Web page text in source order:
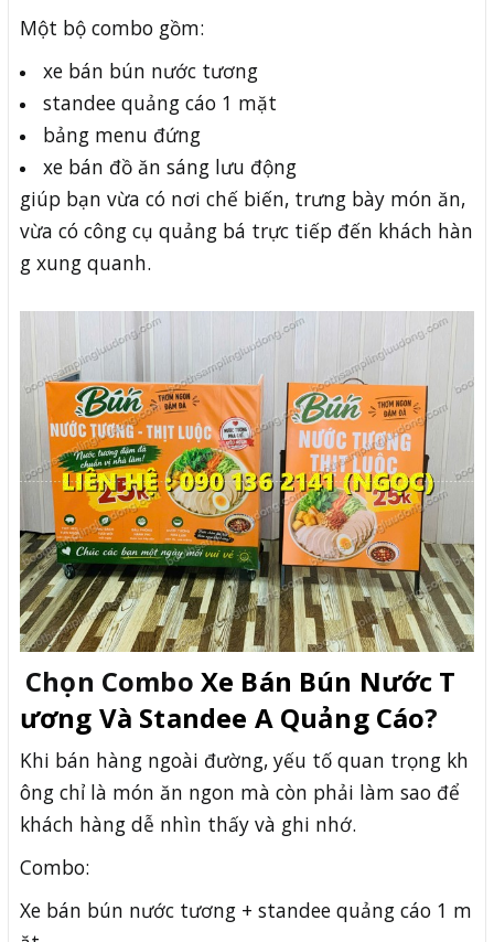
Một bộ combo gồm:
xe bán bún nước tương
standee quảng cáo 1 mặt
bảng menu đứng
xe bán đồ ăn sáng lưu động
giúp bạn vừa có nơi chế biến, trưng bày món ăn,
vừa có công cụ quảng bá trực tiếp đến khách hàn
g xung quanh.
Chọn Combo Xe Bán Bún Nước T
ương Và Standee A Quảng Cáo?
Khi bán hàng ngoài đường, yếu tố quan trọng kh
ông chỉ là món ăn ngon mà còn phải làm sao để
khách hàng dễ nhìn thấy và ghi nhớ.
Combo:
Xe bán bún nước tương + standee quảng cáo 1 m